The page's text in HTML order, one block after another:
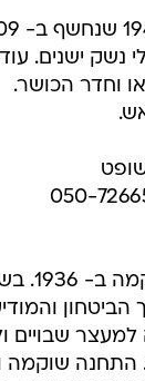
ובהן 100 כלי נשק
וחדר הכושר.
הביטחון
שבויים
התחנה שוקמה